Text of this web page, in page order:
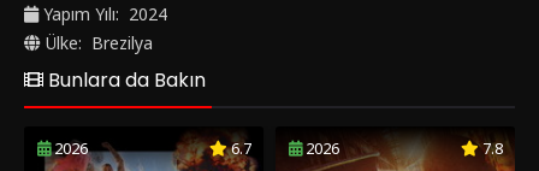
Yapım Yılı: 2024
Ülke: Brezilya
Bunlara da Bakın
2026 6.7 2026 7.8